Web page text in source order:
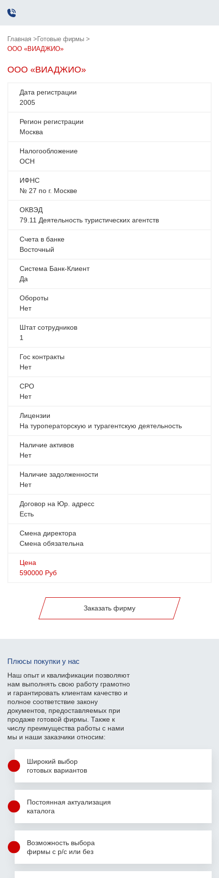
Главная > Готовые фирмы >
ООО «ВИАДЖИО»
ООО «ВИАДЖИО»
Дата регистрации
2005
Регион регистрации
Москва
Налогообложение
ОСН
ИФНС
№ 27 по г. Москве
ОКВЭД
79.11 Деятельность туристических агентств
Счета в банке
Восточный
Система Банк-Клиент
Да
Обороты
Нет
Штат сотрудников
1
Гос контракты
Нет
СРО
Нет
Лицензии
На туроператорскую и турагентскую деятельность
Наличие активов
Нет
Наличие задолженности
Нет
Договор на Юр. адресс
Есть
Смена директора
Смена обязательна
Цена
590000 Руб
Заказать фирму
Плюсы покупки у нас
Наш опыт и квалификации позволяют
нам выполнять свою работу грамотно
и гарантировать клиентам качество и
полное соответствие закону
документов, предоставляемых при
продаже готовой фирмы. Также к
числу преимущества работы с нами
мы и наши заказчики относим:
Широкий выбор
готовых вариантов
Постоянная актуализация
каталога
Возможность выбора
фирмы с р/с или без